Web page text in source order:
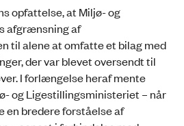
opfattelse, at Miljø- og
afgrænsning af
til alene at omfatte et bilag med
der var blevet oversendt til
I forlængelse heraf mente
og Ligestillingsministeriet – når
en bredere forståelse af